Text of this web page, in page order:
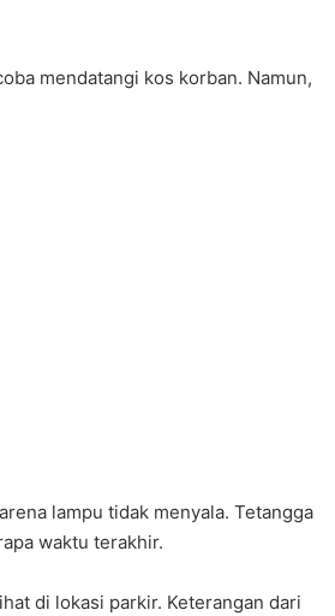
mendatangi kos korban. Namun,
lampu tidak menyala. Tetangga
waktu terakhir.
di lokasi parkir. Keterangan dari